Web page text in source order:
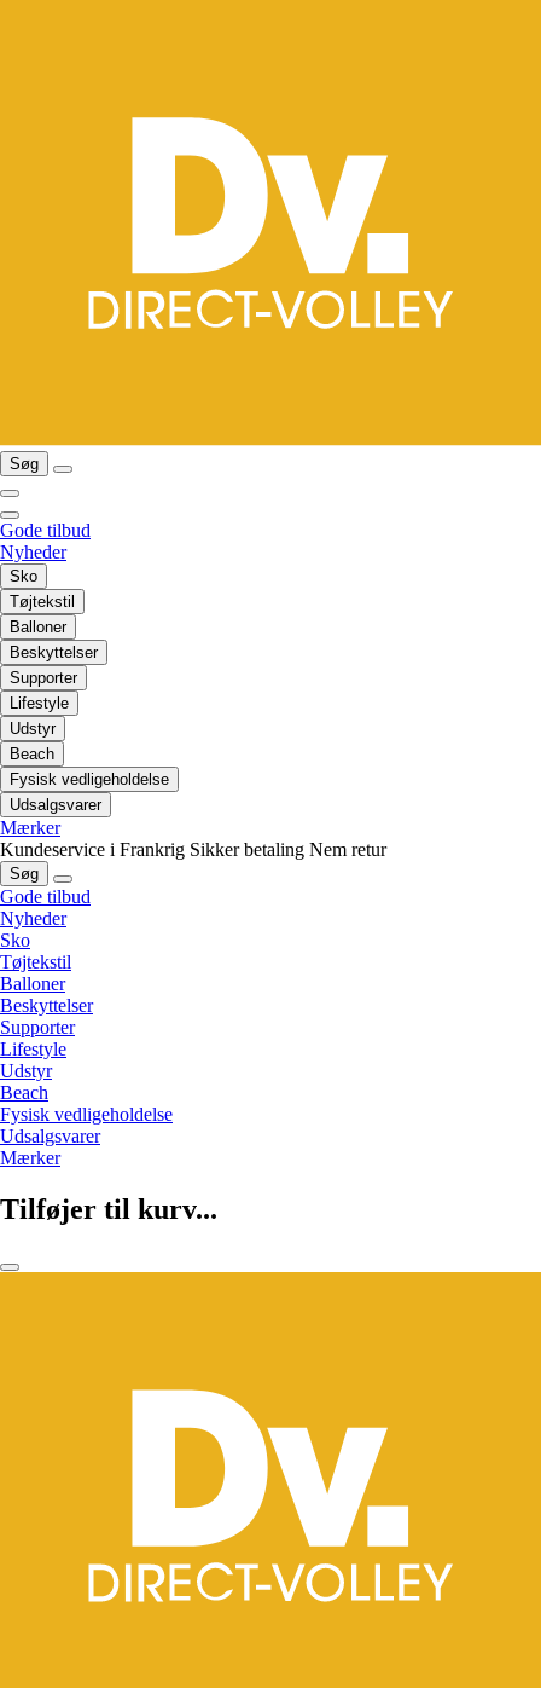
Søg
Gode tilbud
Nyheder
Sko
Tøjtekstil
Balloner
Beskyttelser
Supporter
Lifestyle
Udstyr
Beach
Fysisk vedligeholdelse
Udsalgsvarer
Mærker
Kundeservice i Frankrig Sikker betaling Nem retur
Søg
Gode tilbud
Nyheder
Sko
Tøjtekstil
Balloner
Beskyttelser
Supporter
Lifestyle
Udstyr
Beach
Fysisk vedligeholdelse
Udsalgsvarer
Mærker
Tilføjer til kurv...